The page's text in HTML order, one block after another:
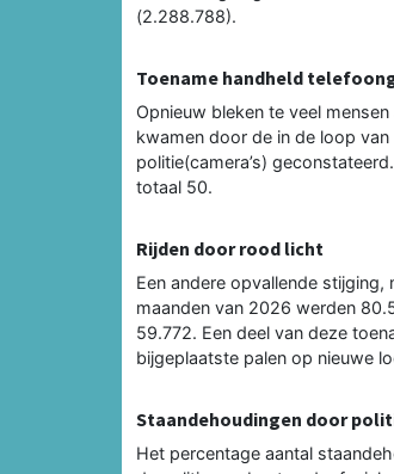
(2.288.788).
Toename handheld
Opnieuw bleken te veel
kwamen door de in de loop
politie(camera’s)
totaal 50.
Rijden door rood licht
Een andere opvallende
maanden van 2026 werden
59.772. Een deel van deze
bijgeplaatste palen op nieuwe
Staandehoudingen door
Het percentage aantal